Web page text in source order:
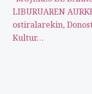
LIBURUAREN
ostiralarekin,
Kultur…